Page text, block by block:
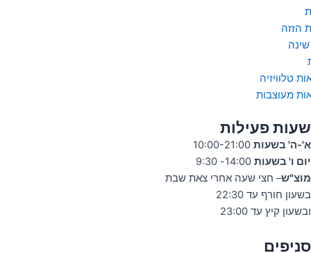
הזזה
טלוויזיה
מעוצבות
שעות פעילות
א'-ה' בשעות
יום ו' בשעות
מוצ"ש– חצי שעה אחרי צאת שבת
בשעון חורף עד 22:30
ובשעון קיץ עד 23:00
סניפים